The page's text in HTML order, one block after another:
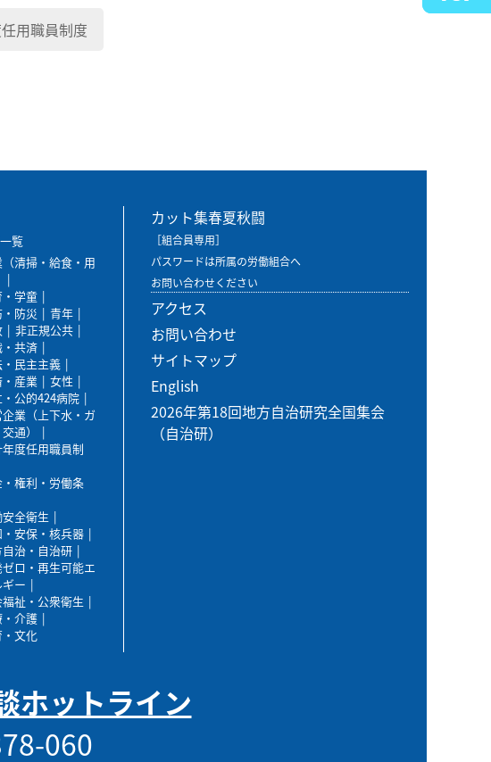
用職員制度
覧
清掃・給食・用
学童
防災
青年
非正規公共
共済
民主主義
産業
女性
・公的424病院
企業（上下水・ガ
通）
度任用職員制
権利・労働条
全衛生
安保・核兵器
治・自治研
ゼロ・再生可能エ
ー
祉・公衆衛生
・介護
文化
カット集春夏秋闘
［組合員専用］
パスワードは所属の労働組合へ
お問い合わせください
アクセス
お問い合わせ
サイトマップ
English
2026年第18回地方自治研究全国集会
（自治研）
ホットライン
060